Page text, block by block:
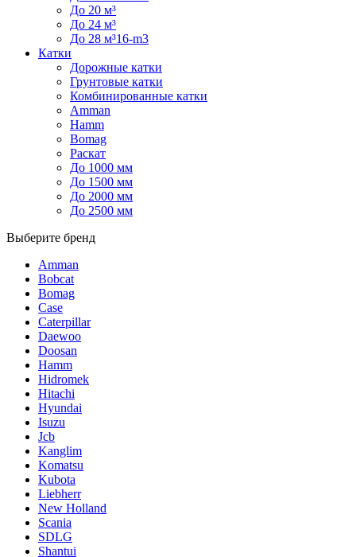
До 20 м³
До 24 м³
До 28 м³16-m3
Катки
Дорожные катки
Грунтовые катки
Комбинированные катки
Amman
Hamm
Bomag
Раскат
До 1000 мм
До 1500 мм
До 2000 мм
До 2500 мм
Выберите бренд
Amman
Bobcat
Bomag
Case
Caterpillar
Daewoo
Doosan
Hamm
Hidromek
Hitachi
Hyundai
Isuzu
Jcb
Kanglim
Komatsu
Kubota
Liebherr
New Holland
Scania
SDLG
Shantui